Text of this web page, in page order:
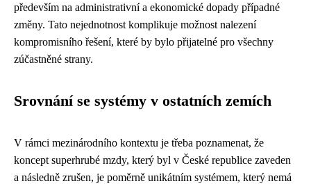
především na administrativní a ekonomické dopady případné
změny. Tato nejednotnost komplikuje možnost nalezení
kompromisního řešení, které by bylo přijatelné pro všechny
zúčastněné strany.
Srovnání se systémy v ostatních zemích
V rámci mezinárodního kontextu je třeba poznamenat, že
koncept superhrubé mzdy, který byl v České republice zaveden
a následně zrušen, je poměrně unikátním systémem, který nemá